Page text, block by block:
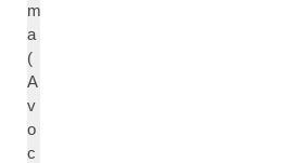
m
a
(
A
v
o
c